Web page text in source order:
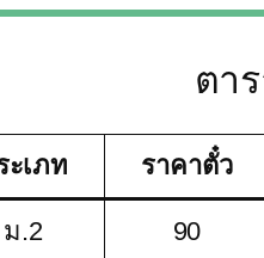
ตา
ะเภท ราคาตั๋ว
ม.2 90